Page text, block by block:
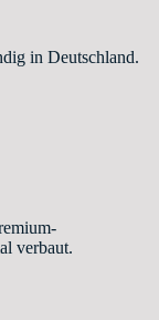
in Deutschland.
verbaut.